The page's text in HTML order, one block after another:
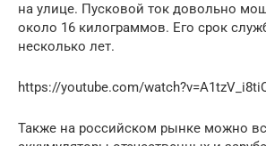
на улице. Пусковой ток довольно
около 16 килограммов. Его срок
несколько лет.
https://youtube.com/
Также на российском рынке можно